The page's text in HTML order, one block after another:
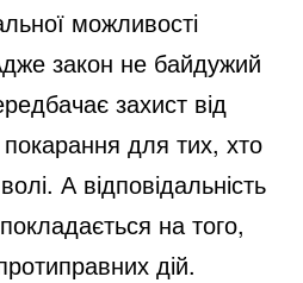
можливості
закон не байдужий
захист від
для тих, хто
А відповідальність
на того,
дій.